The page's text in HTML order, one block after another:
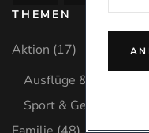
THEMEN
Aktion (17)
Ausflüge & Urlaub
Sport & Gesundheit